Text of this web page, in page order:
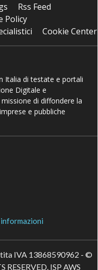
Rss Feed
Policy
Cookie Center
Italia di testate e portali
Digitale e
di diffondere la
e pubbliche
IVA 13868590962 - ©
ISP AWS